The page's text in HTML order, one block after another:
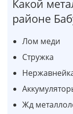
Какой
районе
Лом меди
Стружка
Жд